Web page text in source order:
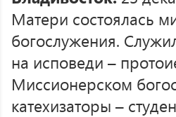
Матери состоялась
богослужения.
на исповеди –
Миссионерском
катехизаторы –